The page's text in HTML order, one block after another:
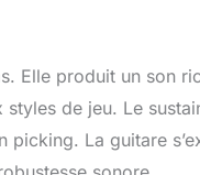
Elle produit un son
de jeu. Le
La guitare